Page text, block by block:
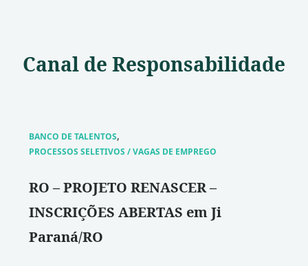
Canal de Responsabilidade
BANCO DE TALENTOS,
PROCESSOS SELETIVOS / VAGAS DE EMPREGO
RO – PROJETO RENASCER –
INSCRIÇÕES ABERTAS em Ji
Paraná/RO